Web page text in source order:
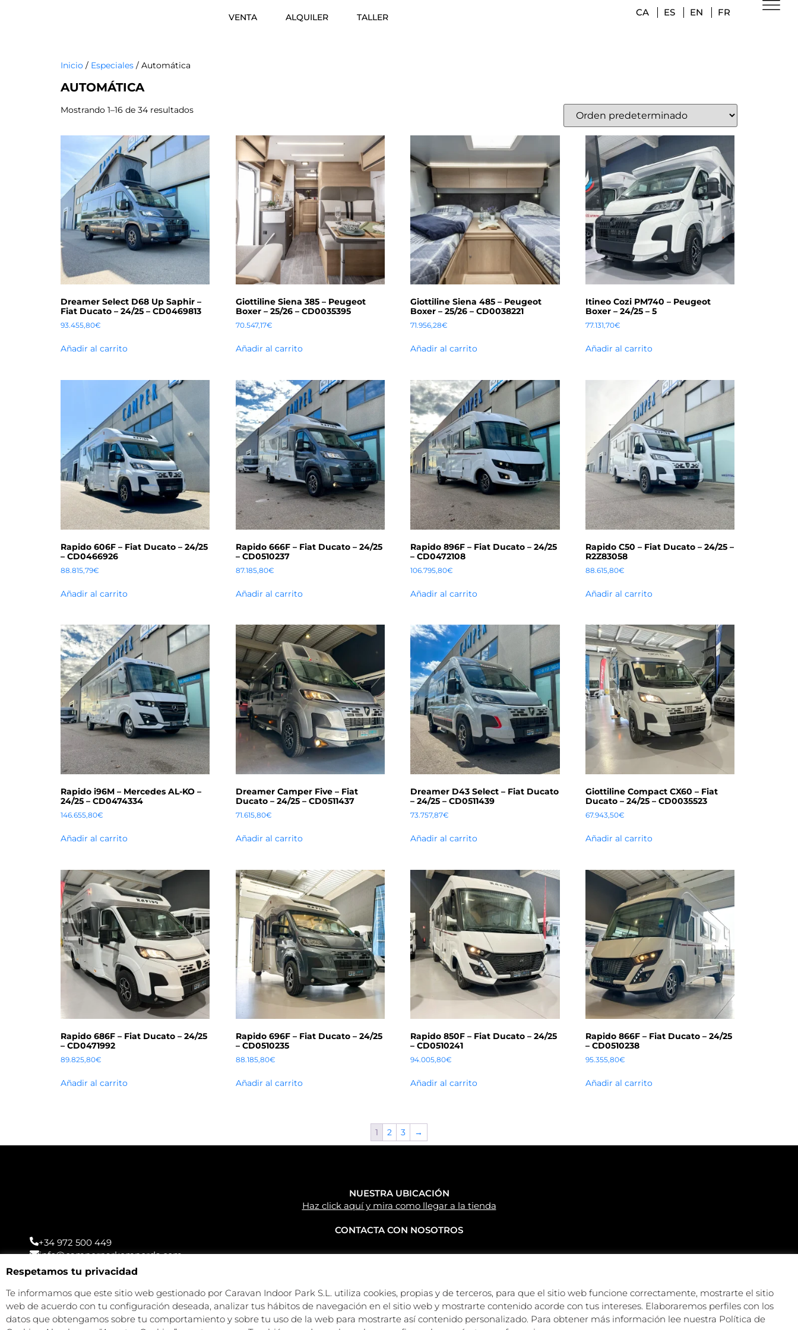
VENTA ALQUILER TALLER CA ES EN FR
Inicio / Especiales / Automática
AUTOMÁTICA
Mostrando 1–16 de 34 resultados
Dreamer Select D68 Up Saphir –
Fiat Ducato – 24/25 – CD0469813
93.455,80€
Añadir al carrito
Giottiline Siena 385 – Peugeot
Boxer – 25/26 – CD0035395
70.547,17€
Añadir al carrito
Giottiline Siena 485 – Peugeot
Boxer – 25/26 – CD0038221
71.956,28€
Añadir al carrito
Itineo Cozi PM740 – Peugeot
Boxer – 24/25 – 5
77.131,70€
Añadir al carrito
Rapido 606F – Fiat Ducato – 24/25
– CD0466926
88.815,79€
Añadir al carrito
Rapido 666F – Fiat Ducato – 24/25
– CD0510237
87.185,80€
Añadir al carrito
Rapido 896F – Fiat Ducato – 24/25
– CD0472108
106.795,80€
Añadir al carrito
Rapido C50 – Fiat Ducato – 24/25 –
R2Z83058
88.615,80€
Añadir al carrito
Rapido i96M – Mercedes AL-KO –
24/25 – CD0474334
146.655,80€
Añadir al carrito
Dreamer Camper Five – Fiat
Ducato – 24/25 – CD0511437
71.615,80€
Añadir al carrito
Dreamer D43 Select – Fiat Ducato
– 24/25 – CD0511439
73.757,87€
Añadir al carrito
Giottiline Compact CX60 – Fiat
Ducato – 24/25 – CD0035523
67.943,50€
Añadir al carrito
Rapido 686F – Fiat Ducato – 24/25
– CD0471992
89.825,80€
Añadir al carrito
Rapido 696F – Fiat Ducato – 24/25
– CD0510235
88.185,80€
Añadir al carrito
Rapido 850F – Fiat Ducato – 24/25
– CD0510241
94.005,80€
Añadir al carrito
Rapido 866F – Fiat Ducato – 24/25
– CD0510238
95.355,80€
Añadir al carrito
1 2 3 →
NUESTRA UBICACIÓN
Haz click aquí y mira como llegar a la tienda
CONTACTA CON NOSOTROS
+34 972 500 449
info@camperparkemporda.com
Caravan Park Empordà S.L.©
Respetamos tu privacidad
Te informamos que este sitio web gestionado por Caravan Indoor Park S.L. utiliza cookies, propias y de terceros, para que el sitio web funcione correctamente, mostrarte el sitio
web de acuerdo con tu configuración deseada, analizar tus hábitos de navegación en el sitio web y mostrarte contenido acorde con tus intereses. Elaboraremos perfiles con los
datos que obtengamos sobre tu comportamiento y sobre tu uso de la web para mostrarte así contenido personalizado. Para obtener más información lee nuestra Política de